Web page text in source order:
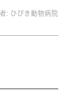
: ひびき動物病院